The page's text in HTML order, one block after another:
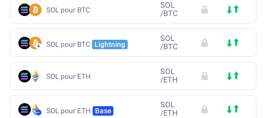
SOL pour BTC
SOL
/BTC
SOL pour BTC Lightning
SOL
/BTC
SOL pour ETH
SOL
/ETH
SOL pour ETH Base
SOL
/ETH